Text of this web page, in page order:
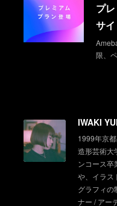
プ
サ
限、
IWAKI
1999年京
造形芸術大
ンコース卒
や、イラス
グラフィの
ナー / アー